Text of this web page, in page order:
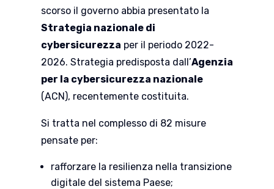
scorso il governo abbia presentato la
Strategia nazionale di
cybersicurezza per il periodo 2022-
2026. Strategia predisposta dall’Agenzia
per la cybersicurezza nazionale
(ACN), recentemente costituita.
Si tratta nel complesso di 82 misure
pensate per:
rafforzare la resilienza nella transizione
digitale del sistema Paese;